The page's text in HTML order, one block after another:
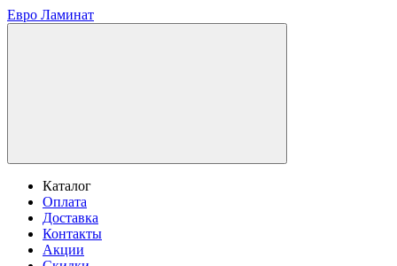
Евро Ламинат
Каталог
Оплата
Доставка
Контакты
Акции